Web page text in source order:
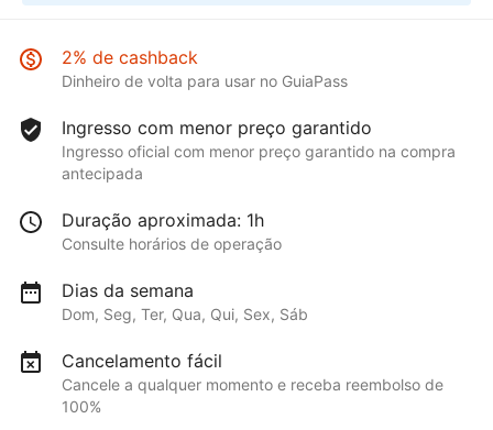
2% de cashback
Dinheiro de volta para usar no GuiaPass
Ingresso com menor preço garantido
Ingresso oficial com menor preço garantido na compra
antecipada
Duração aproximada: 1h
Consulte horários de operação
Dias da semana
Dom, Seg, Ter, Qua, Qui, Sex, Sáb
Cancelamento fácil
Cancele a qualquer momento e receba reembolso de
100%